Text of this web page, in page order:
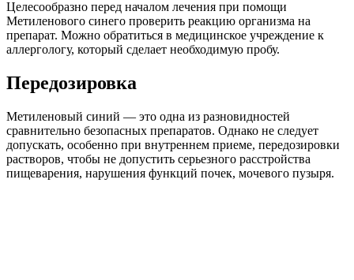
Целесообразно перед началом лечения при помощи
Метиленового синего проверить реакцию организма на
препарат. Можно обратиться в медицинское учреждение к
аллергологу, который сделает необходимую пробу.
Передозировка
Метиленовый синий — это одна из разновидностей
сравнительно безопасных препаратов. Однако не следует
допускать, особенно при внутреннем приеме, передозировки
растворов, чтобы не допустить серьезного расстройства
пищеварения, нарушения функций почек, мочевого пузыря.